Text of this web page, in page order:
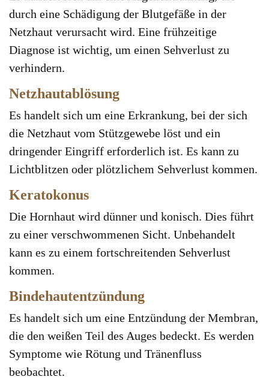
durch eine Schädigung der Blutgefäße in der
Netzhaut verursacht wird. Eine frühzeitige
Diagnose ist wichtig, um einen Sehverlust zu
verhindern.
Netzhautablösung
Es handelt sich um eine Erkrankung, bei der sich
die Netzhaut vom Stützgewebe löst und ein
dringender Eingriff erforderlich ist. Es kann zu
Lichtblitzen oder plötzlichem Sehverlust kommen.
Keratokonus
Die Hornhaut wird dünner und konisch. Dies führt
zu einer verschwommenen Sicht. Unbehandelt
kann es zu einem fortschreitenden Sehverlust
kommen.
Bindehautentzündung
Es handelt sich um eine Entzündung der Membran,
die den weißen Teil des Auges bedeckt. Es werden
Symptome wie Rötung und Tränenfluss
beobachtet.